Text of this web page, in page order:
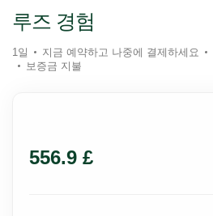
루즈 경험
1일 지금 예약하고 나중에 결제하세요
보증금 지불
556.9 £